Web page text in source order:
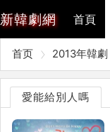
新韓劇網 首頁
首页 2013年韓劇
愛能給別人嗎